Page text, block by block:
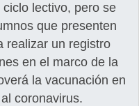
lectivo, pero se
que presenten
realizar un registro
en el marco de la
la vacunación en
coronavirus.